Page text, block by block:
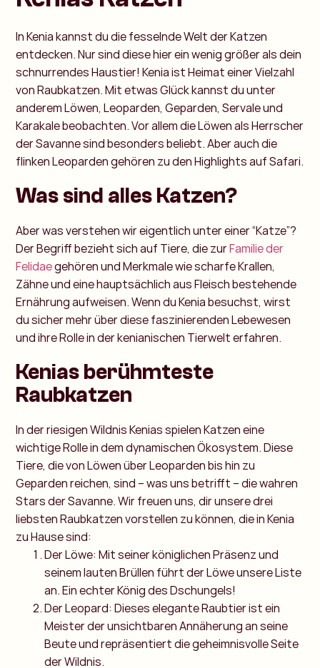
In Kenia kannst du die fesselnde Welt der Katzen
entdecken. Nur sind diese hier ein wenig größer als dein
schnurrendes Haustier! Kenia ist Heimat einer Vielzahl
von Raubkatzen. Mit etwas Glück kannst du unter
anderem Löwen, Leoparden, Geparden, Servale und
Karakale beobachten. Vor allem die Löwen als Herrscher
der Savanne sind besonders beliebt. Aber auch die
flinken Leoparden gehören zu den Highlights auf Safari.
Was sind alles Katzen?
Aber was verstehen wir eigentlich unter einer “Katze”?
Der Begriff bezieht sich auf Tiere, die zurFamilie der
Felidaegehören und Merkmale wie scharfe Krallen,
Zähne und eine hauptsächlich aus Fleisch bestehende
Ernährung aufweisen. Wenn du Kenia besuchst, wirst
du sicher mehr über diese faszinierenden Lebewesen
und ihre Rolle in der kenianischen Tierwelt erfahren.
Kenias berühmteste
Raubkatzen
In der riesigen Wildnis Kenias spielen Katzen eine
wichtige Rolle in dem dynamischen Ökosystem. Diese
Tiere, die von Löwen über Leoparden bis hin zu
Geparden reichen, sind – was uns betrifft – die wahren
Stars der Savanne. Wir freuen uns, dir unsere drei
liebsten Raubkatzen vorstellen zu können, die in Kenia
zu Hause sind:
Der Löwe: Mit seiner königlichen Präsenz und
seinem lauten Brüllen führt der Löwe unsere Liste
an. Ein echter König des Dschungels!
Der Leopard: Dieses elegante Raubtier ist ein
Meister der unsichtbaren Annäherung an seine
Beute und repräsentiert die geheimnisvolle Seite
der Wildnis.